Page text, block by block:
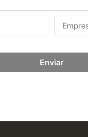
Enviar